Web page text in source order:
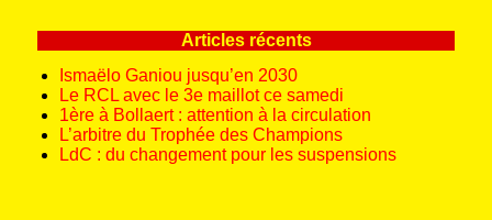
Articles récents
Ismaëlo Ganiou jusqu’en 2030
Le RCL avec le 3e maillot ce samedi
1ère à Bollaert : attention à la circulation
L’arbitre du Trophée des Champions
LdC : du changement pour les suspensions